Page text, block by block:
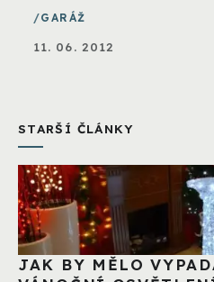
GARÁŽ
11. 06. 2012
STARŠÍ ČLÁNKY
JAK BY MĚLO